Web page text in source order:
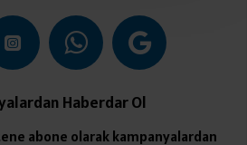
Haberdar Ol
abone olarak kampanyalardan